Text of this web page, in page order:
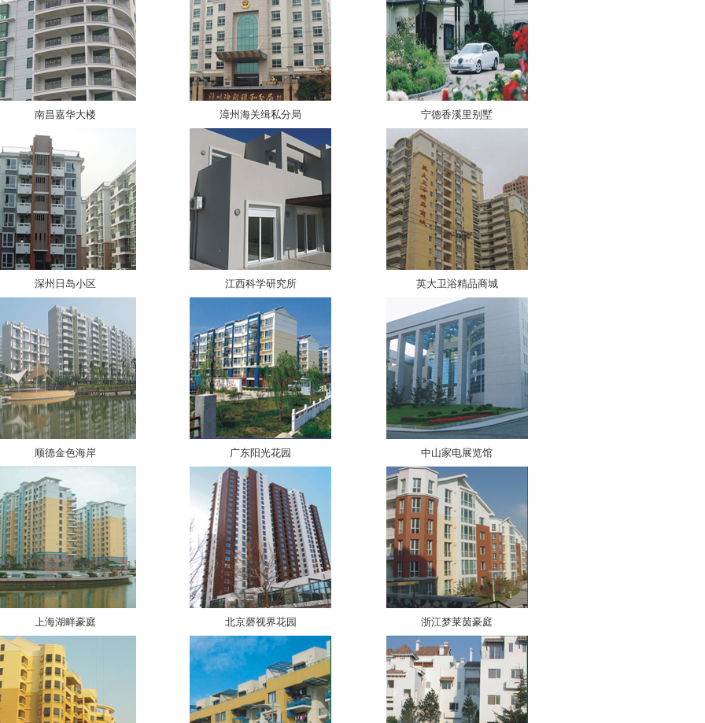
南昌嘉华大楼 漳州海关缉私分局 宁德香溪里别墅
深州日岛小区 江西科学研究所 英大卫浴精品商城
顺德金色海岸 广东阳光花园 中山家电展览馆
上海湖畔豪庭 北京磬视界花园 浙江梦莱茵豪庭